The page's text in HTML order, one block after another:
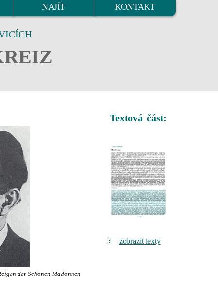
NAJÍT KONTAKT
der Schönen Madonnen
Textová část:
zobrazit texty